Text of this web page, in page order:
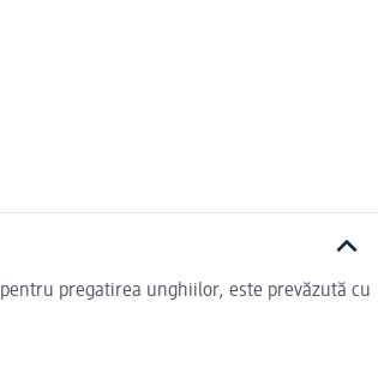
pregatirea unghiilor, este prevăzută cu